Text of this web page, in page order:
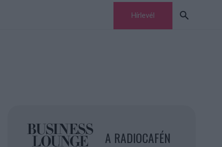
Hírlevél
A RADIOCAFÉN